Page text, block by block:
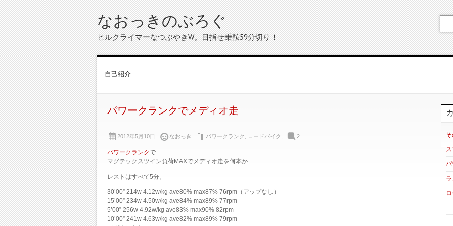
なおっきのぶろぐ
ヒルクライマーなつぶやきW。目指せ乗鞍59分切り！
自己紹介
パワークランクでメディオ走
2012年5月10日 なおっき パワークランク ロードバイク 2
パワークランクで
マグテックスツイン負荷MAXでメディオ走を何本か
レストはすべて5分。
30’00” 214w 4.12w/kg ave80% max87% 76rpm（アップなし）
15’00” 234w 4.50w/kg ave84% max89% 77rpm
5’00” 256w 4.92w/kg ave83% max90% 82rpm
10’00” 241w 4.63w/kg ave82% max89% 79rpm